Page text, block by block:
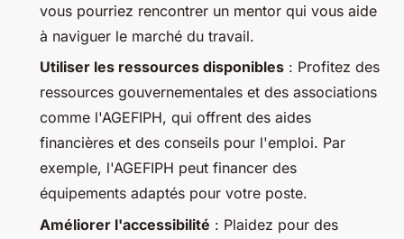
vous pourriez rencontrer un mentor qui vous aide
à naviguer le marché du travail.
Utiliser les ressources disponibles : Profitez des
ressources gouvernementales et des associations
comme l'AGEFIPH, qui offrent des aides
financières et des conseils pour l'emploi. Par
exemple, l'AGEFIPH peut financer des
équipements adaptés pour votre poste.
Améliorer l'accessibilité : Plaidez pour des